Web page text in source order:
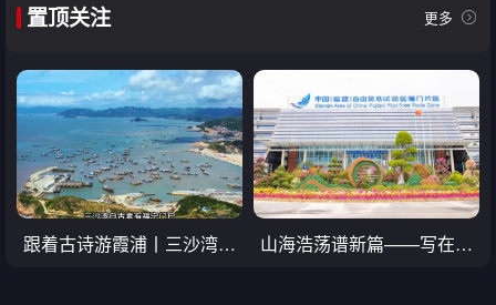
置顶关注 更多
谱新篇——写在建
又贵又抢手的头水紫菜上
来自海